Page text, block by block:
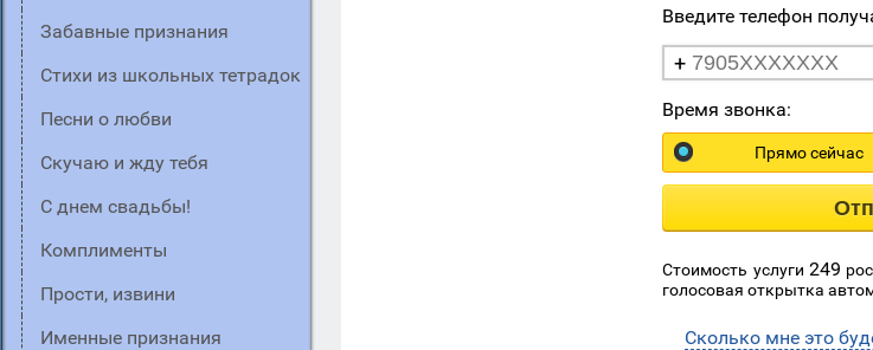
Забавные признания
Стихи из школьных тетрадок
Песни о любви
Скучаю и жду тебя
С днем свадьбы!
Комплименты
Прости, извини
Именные признания
Введите телефон
+
Время звонка:
Прямо сейчас
Стоимость услуги 249
голосовая открытка
Сколько мне это